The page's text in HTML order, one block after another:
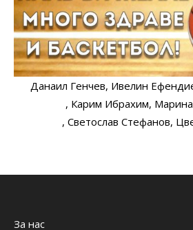
Данаил Генчев, Ивелин
, Карим Ибрахим,
, Светослав Стефанов,
За нас